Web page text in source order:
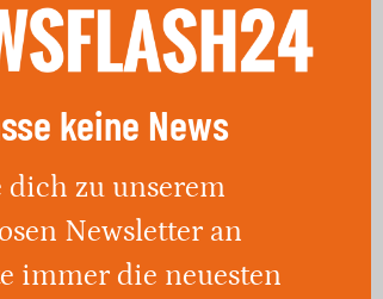
11. Mai 2026
Tag mit
Es bleibt trocken, und
keine News
dich zu unserem
Newsletter an
immer die neuesten